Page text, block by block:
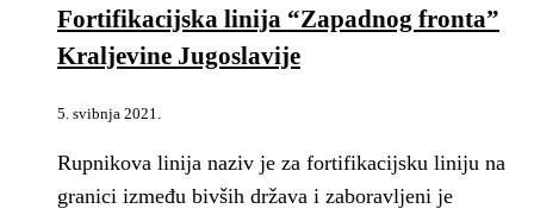
Fortifikacijska linija “Zapadnog fronta”
Kraljevine Jugoslavije
5. svibnja 2021.
Rupnikova linija naziv je za fortifikacijsku liniju na
granici između bivših država i zaboravljeni je